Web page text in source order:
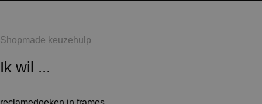
Shopmade keuzehulp
Ik wil ...